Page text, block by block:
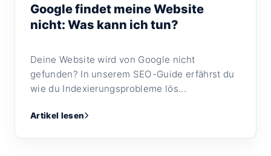
Google findet meine Website
nicht: Was kann ich tun?
Deine Website wird von Google nicht
gefunden? In unserem SEO-Guide erfährst du
wie du Indexierungsprobleme lös...
Artikel lesen